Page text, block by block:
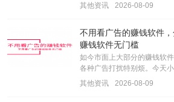
其他资讯
2026-08-09
不用看广告的赚钱软件
赚钱软件无门槛
如今市面上大部分的赚钱软
各种广告打扰特别烦。今天
其他资讯
2026-08-09